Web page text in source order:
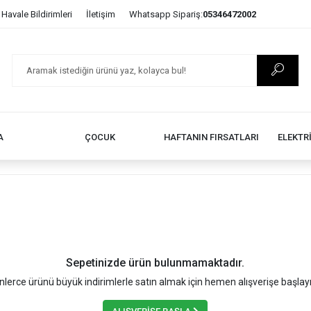
Havale Bildirimleri İletişim Whatsapp Sipariş:05346472002
ÇOCUK HAFTANIN FIRSATLARI
Sepetinizde ürün bulunmamaktadır.
ürünü büyük indirimlerle satın almak için hemen alışverişe